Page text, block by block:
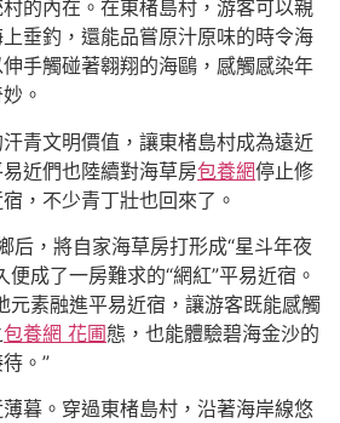
的內在。在東楮島村，游客可以親
垂釣，還能品嘗原汁原味的時令海
手觸碰著翱翔的海鷗，感觸感染年
。
青文明價值，讓東楮島村成為遠近
近們也陸續對海草房包養網停止修
，不少青丁壯也回來了。
后，將自家海草房打形成“星斗年夜
便成了一房難求的“網紅”平易近宿。
元素融進平易近宿，讓游客既能感觸
包養網 花圃態，也能體驗碧海金沙的
。”
暮。穿過東楮島村，沿著海岸線悠